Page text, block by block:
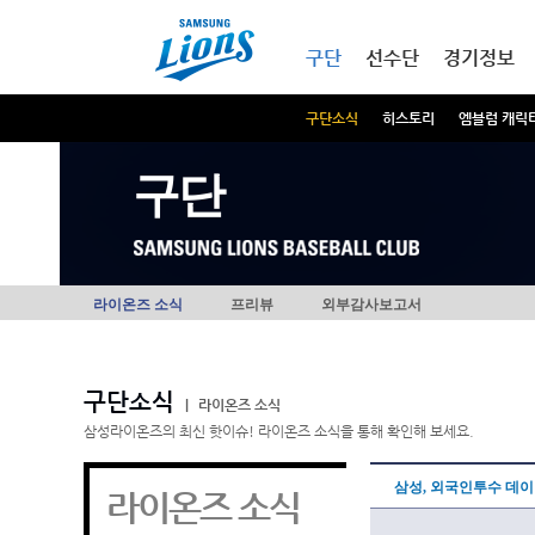
구단
구단소식 히스토리 엠블럼 캐릭
선수단 경기정보
구단
라이온즈 소식 프리뷰 외부감사보고서
구단소식
라이온즈 소식
삼성라이온즈의 최신 핫이슈! 라이온즈 소식을 통해 확인해 보세요.
라이온즈 소식 삼성, 외국인투수 데